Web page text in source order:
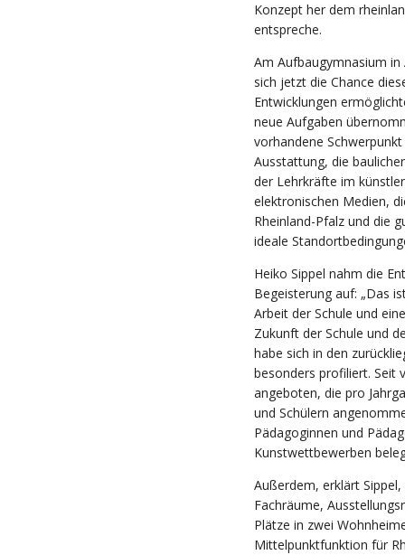
Konzept her dem
entspreche.
Am Aufbaugymnasium
sich jetzt die Chance
Entwicklungen
neue Aufgaben
vorhandene
Ausstattung, die
der Lehrkräfte im
elektronischen Medien,
Rheinland-Pfalz und die
ideale
Heiko Sippel nahm die
Begeisterung auf: „Das
Arbeit der Schule und
Zukunft der Schule und
habe sich in den
besonders profiliert. Seit
angeboten, die pro
und Schülern
Pädagoginnen und
Kunstwettbewerben
Außerdem, erklärt
Fachräume,
Plätze in zwei
Mittelpunktfunktion für